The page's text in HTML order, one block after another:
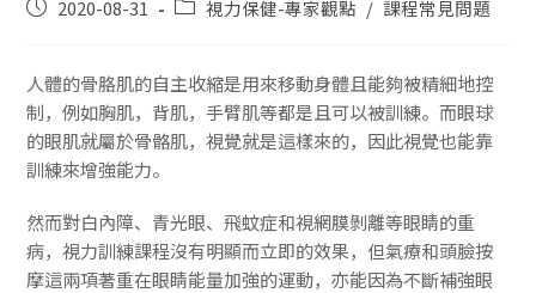
2020-08-31 視力保健-專家觀點 / 課程常見問題
人體的骨胳肌的自主收縮是用來移動身體且能夠被精細地控
制，例如胸肌，背肌，手臂肌等都是且可以被訓練。而眼球
的眼肌就屬於骨骼肌，視覺就是這樣來的，因此視覺也能靠
訓練來增強能力。
然而對白內障、青光眼、飛蚊症和視網膜剝離等眼睛的重
病，視力訓練課程沒有明顯而立即的效果，但氣療和頭臉按
摩這兩項著重在眼睛能量加強的運動，亦能因為不斷補強眼